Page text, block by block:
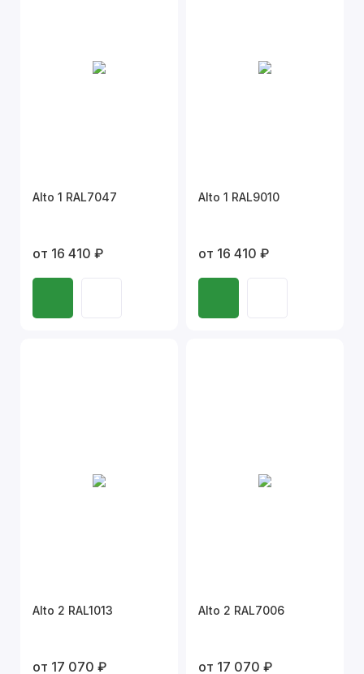
Alto 1 RAL7047
от 16 410 ₽
Alto 1 RAL9010
от 16 410 ₽
Alto 2 RAL1013
от 17 070 ₽
Alto 2 RAL7006
от 17 070 ₽